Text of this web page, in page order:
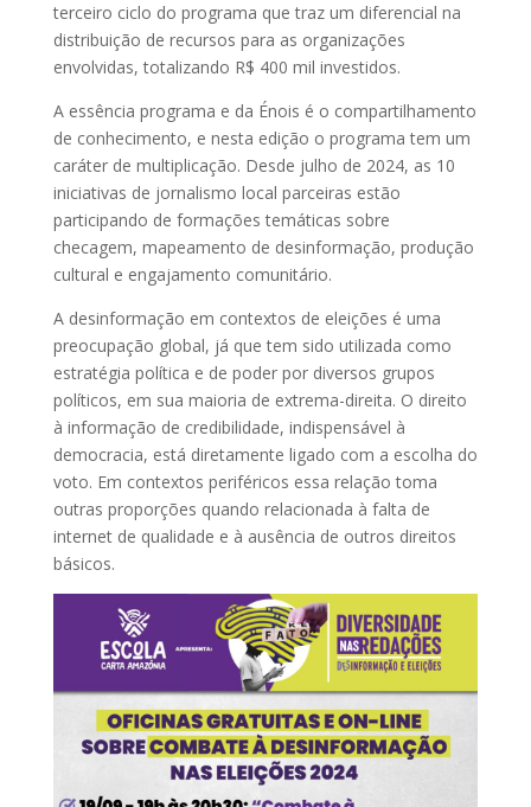
terceiro ciclo do programa que traz um diferencial na
distribuição de recursos para as organizações
envolvidas, totalizando R$ 400 mil investidos.
A essência programa e da Énois é o compartilhamento
de conhecimento, e nesta edição o programa tem um
caráter de multiplicação. Desde julho de 2024, as 10
iniciativas de jornalismo local parceiras estão
participando de formações temáticas sobre
checagem, mapeamento de desinformação, produção
cultural e engajamento comunitário.
A desinformação em contextos de eleições é uma
preocupação global, já que tem sido utilizada como
estratégia política e de poder por diversos grupos
políticos, em sua maioria de extrema-direita. O direito
à informação de credibilidade, indispensável à
democracia, está diretamente ligado com a escolha do
voto. Em contextos periféricos essa relação toma
outras proporções quando relacionada à falta de
internet de qualidade e à ausência de outros direitos
básicos.